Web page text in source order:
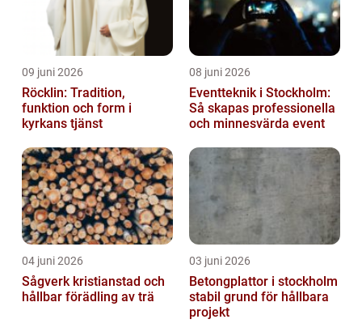
09 juni 2026
Röcklin: Tradition,
funktion och form i
kyrkans tjänst
08 juni 2026
Eventteknik i Stockholm:
Så skapas professionella
och minnesvärda event
04 juni 2026
Sågverk kristianstad och
hållbar förädling av trä
03 juni 2026
Betongplattor i stockholm
stabil grund för hållbara
projekt